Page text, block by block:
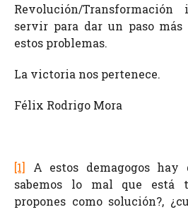
Revolución/
servir para dar un paso
estos problemas.
La victoria nos pertenece.
Félix Rodrigo Mora
[1] A estos demagogos hay
sabemos lo mal que está
propones como solución?,